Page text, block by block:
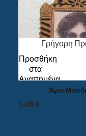
Γρήγορη
Προσθήκη
στα
Αγαπημένα
Άγιο
5.00€